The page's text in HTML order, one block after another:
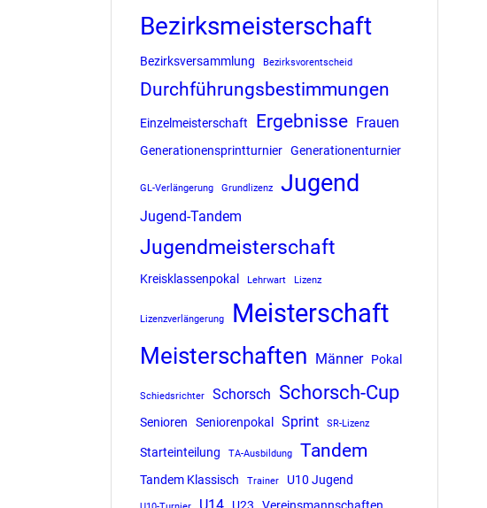
Bezirksmeisterschaft
Bezirksversammlung Bezirksvorentscheid
Durchführungsbestimmungen
Einzelmeisterschaft Ergebnisse Frauen
Generationensprintturnier Generationenturnier
GL-Verlängerung Grundlizenz Jugend
Jugend-Tandem
Jugendmeisterschaft
Kreisklassenpokal Lehrwart Lizenz
Lizenzverlängerung Meisterschaft
Meisterschaften Männer Pokal
Schiedsrichter Schorsch Schorsch-Cup
Senioren Seniorenpokal Sprint SR-Lizenz
Starteinteilung TA-Ausbildung Tandem
Tandem Klassisch Trainer U10 Jugend